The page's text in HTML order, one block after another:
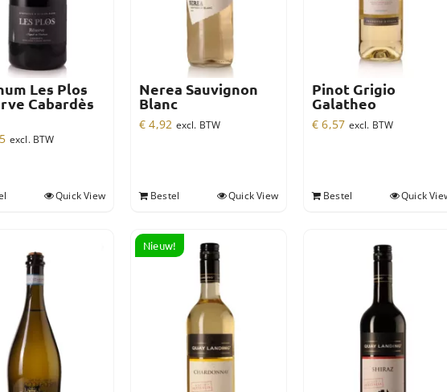
Les Plos
Cabardès
excl. BTW
Quick View
Nerea Sauvignon
Blanc
€ 4,92 excl. BTW
Bestel Quick View
Pinot Grigio
Galatheo
€ 6,57 excl. BTW
Bestel Quick
Nieuw!